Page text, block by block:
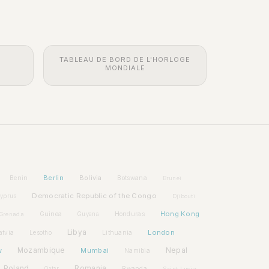
TABLEAU DE BORD DE L'HORLOGE
MONDIALE
Benin Berlin Bolivia Botswana Brunei
Democratic Republic of the Congo Djibouti
Guinea Guyana Honduras Hong Kong
Lesotho Libya Lithuania London
Mozambique Mumbai Namibia Nepal